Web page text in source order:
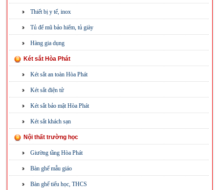
Thiết bị y tế, inox
Tủ để mũ bảo hiểm, tủ giày
Hàng gia dụng
Két sắt Hòa Phát
Két sắt an toàn Hòa Phát
Két sắt điện tử
Két sắt bảo mật Hòa Phát
Két sắt khách sạn
Nội thất trường học
Giường tầng Hòa Phát
Bàn ghế mẫu giáo
Bàn ghế tiểu học, THCS